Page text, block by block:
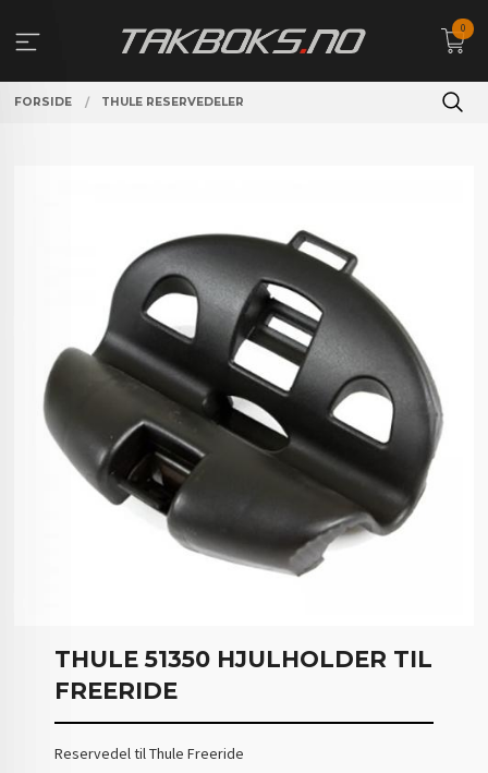
innholdet
0
FORSIDE THULE RESERVEDELER
THULE 51350 HJULHOLDER TIL
FREERIDE
Reservedel til Thule Freeride